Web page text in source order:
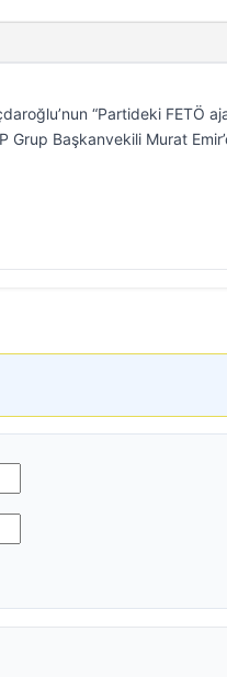
“Partideki FETÖ
Başkanvekili Murat